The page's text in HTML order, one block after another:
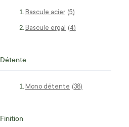
Bascule acier 5
articles
Bascule ergal 4
articles
Détente
Mono détente 38
articles
Finition